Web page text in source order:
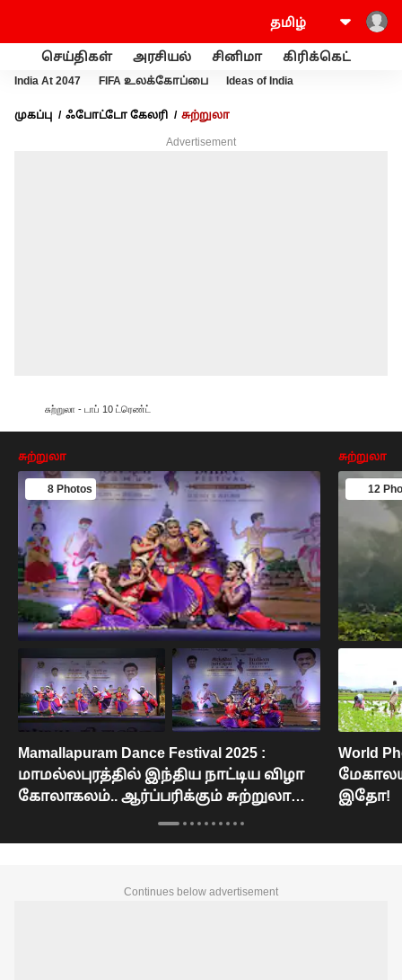
செய்திகள் அரசியல் சினிமா கிரிக்கெட்
India At 2047 FIFA உலக்கோப்பை Ideas of India
முகப்பு ஃபோட்டோ கேலரி சுற்றுலா
Advertisement
சுற்றுலா - டாப் 10 ட்ரெண்ட்
சுற்றுலா
8 Photos
Mamallapuram Dance Festival 2025 :
மாமல்லபுரத்தில் இந்திய நாட்டிய விழா
கோலாகலம்.. ஆர்ப்பரிக்கும் சுற்றுலா
சுற்றுலா
12
World
இதோ!
Continues below advertisement